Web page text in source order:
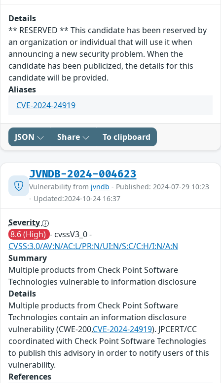
Details
** RESERVED ** This candidate has been reserved by
an organization or individual that will use it when
announcing a new security problem. When the
candidate has been publicized, the details for this
candidate will be provided.
Aliases
CVE-2024-24919
JSON Share To clipboard
JVNDB-2024-004623
Vulnerability from jvndb - Published: 2024-07-29 10:23
- Updated:2024-10-24 16:37
Severity
8.6 (High) - cvssV3_0 -
CVSS:3.0/AV:N/AC:L/PR:N/UI:N/S:C/C:H/I:N/A:N
Summary
Multiple products from Check Point Software
Technologies vulnerable to information disclosure
Details
Multiple products from Check Point Software
Technologies contain an information disclosure
vulnerability (CWE-200,CVE-2024-24919). JPCERT/CC
coordinated with Check Point Software Technologies
to publish this advisory in order to notify users of this
vulnerability.
References